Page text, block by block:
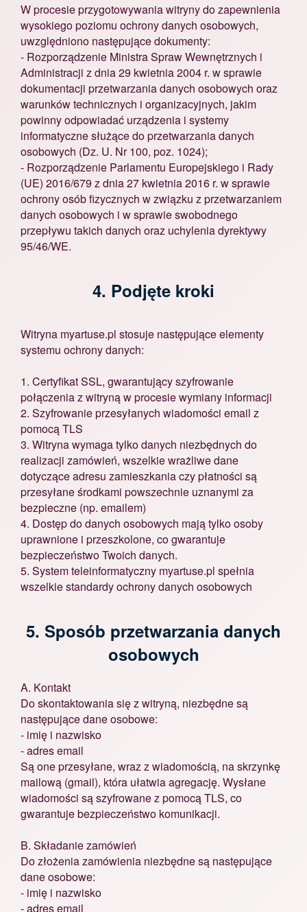
W procesie przygotowywania witryny do zapewnienia
wysokiego poziomu ochrony danych osobowych,
uwzględniono następujące dokumenty:
- Rozporządzenie Ministra Spraw Wewnętrznych i
Administracji z dnia 29 kwietnia 2004 r. w sprawie
dokumentacji przetwarzania danych osobowych oraz
warunków technicznych i organizacyjnych, jakim
powinny odpowiadać urządzenia i systemy
informatyczne służące do przetwarzania danych
osobowych (Dz. U. Nr 100, poz. 1024);
- Rozporządzenie Parlamentu Europejskiego i Rady
(UE) 2016/679 z dnia 27 kwietnia 2016 r. w sprawie
ochrony osób fizycznych w związku z przetwarzaniem
danych osobowych i w sprawie swobodnego
przepływu takich danych oraz uchylenia dyrektywy
95/46/WE.
4. Podjęte kroki
Witryna myartuse.pl stosuje następujące elementy
systemu ochrony danych:
1. Certyfikat SSL, gwarantujący szyfrowanie
połączenia z witryną w procesie wymiany informacji
2. Szyfrowanie przesyłanych wiadomości email z
pomocą TLS
3. Witryna wymaga tylko danych niezbędnych do
realizacji zamówień, wszelkie wrażliwe dane
dotyczące adresu zamieszkania czy płatności są
przesyłane środkami powszechnie uznanymi za
bezpieczne (np. emailem)
4. Dostęp do danych osobowych mają tylko osoby
uprawnione i przeszkolone, co gwarantuje
bezpieczeństwo Twoich danych.
5. System teleinformatyczny myartuse.pl spełnia
wszelkie standardy ochrony danych osobowych
5. Sposób przetwarzania danych
osobowych
A. Kontakt
Do skontaktowania się z witryną, niezbędne są
następujące dane osobowe:
- imię i nazwisko
- adres email
Są one przesyłane, wraz z wiadomością, na skrzynkę
mailową (gmail), która ułatwia agregację. Wysłane
wiadomości są szyfrowane z pomocą TLS, co
gwarantuje bezpieczeństwo komunikacji.
B. Składanie zamówień
Do złożenia zamówienia niezbędne są następujące
dane osobowe:
- imię i nazwisko
- adres email